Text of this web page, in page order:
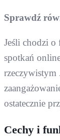
Sprawdź
Jeśli chodzi o
spotkań
rzeczywistym
ostatecznie
Cechy i